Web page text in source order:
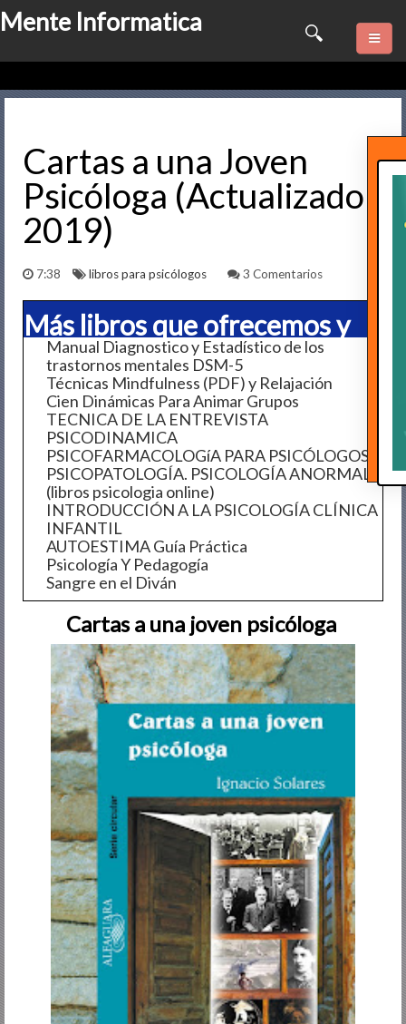
Mente Informatica
Quienes somos
Consulta Online
Software
Marketing
Series
Contactame
Cartas a una Joven
Psicóloga (Actualizado
2019)
7:38 libros para psicólogos 3 Comentarios
Más libros que ofrecemos y
otros Temas de Interés
Manual Diagnostico y Estadístico de los
trastornos mentales DSM-5
Técnicas Mindfulness (PDF) y Relajación
Cien Dinámicas Para Animar Grupos
TECNICA DE LA ENTREVISTA
PSICODINAMICA
PSICOFARMACOLOGíA PARA PSICÓLOGOS
PSICOPATOLOGÍA. PSICOLOGÍA ANORMAL
(libros psicologia online)
INTRODUCCIÓN A LA PSICOLOGÍA CLÍNICA
INFANTIL
AUTOESTIMA Guía Práctica
Psicología Y Pedagogía
Sangre en el Diván
Cartas a una joven psicóloga